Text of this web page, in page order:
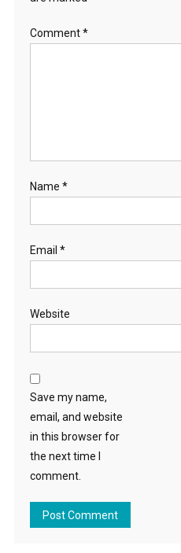
Comment*
Name *
Email *
Website
Save my name,
email, and website
in this browser for
the next time I
comment.